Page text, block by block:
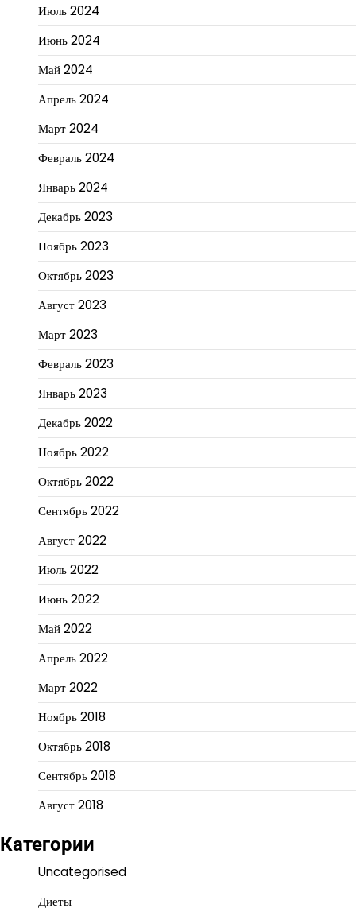
Июль 2024
Июнь 2024
Май 2024
Апрель 2024
Март 2024
Февраль 2024
Январь 2024
Декабрь 2023
Ноябрь 2023
Октябрь 2023
Август 2023
Март 2023
Февраль 2023
Январь 2023
Декабрь 2022
Ноябрь 2022
Октябрь 2022
Сентябрь 2022
Август 2022
Июль 2022
Июнь 2022
Май 2022
Апрель 2022
Март 2022
Ноябрь 2018
Октябрь 2018
Сентябрь 2018
Август 2018
Категории
Uncategorised
Диеты